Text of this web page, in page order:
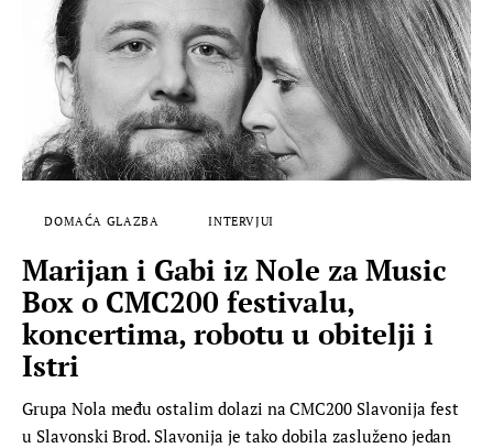
DOMAĆA GLAZBA INTERVJUI
Marijan i Gabi iz Nole za Music
Box o CMC200 festivalu,
koncertima, robotu u obitelji i
Istri
Grupa Nola među ostalim dolazi na CMC200 Slavonija fest
u Slavonski Brod. Slavonija je tako dobila zasluženo jedan